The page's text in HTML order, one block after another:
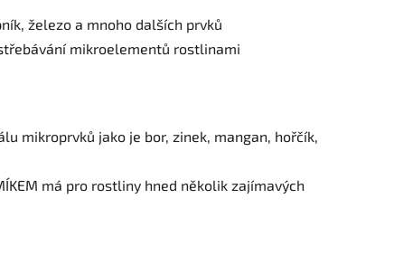
železo a mnoho dalších prvků
mikroelementů rostlinami
mikroprvků jako je bor, zinek, mangan, hořčík,
má pro rostliny hned několik zajímavých